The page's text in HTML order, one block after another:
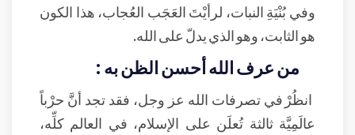
وفي بُنْيَةِ النبات، لرأيْتَ العَجَب العُجاب، هذا الكون
هو الثابت، وهو الذي يدلّ على الله.
من عرف الله أحسن الظن به :
انظُرْ في تصرفات الله عز وجل، فقد تجد أنَّ حرْباً
عالَمِيَّة ثالثة تُعلَن على الإسلام، في العالم كلِّه،